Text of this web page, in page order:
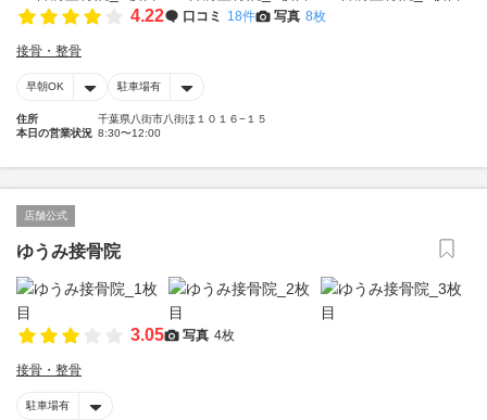
4.22 口コミ 18件 写真 8枚
接骨・整骨
早朝OK 駐車場有
住所
千葉県八街市八街ほ１０１６−１５
本日の営業状況 8:30〜12:00
店舗公式
ゆうみ接骨院
3.05 写真 4枚
接骨・整骨
駐車場有